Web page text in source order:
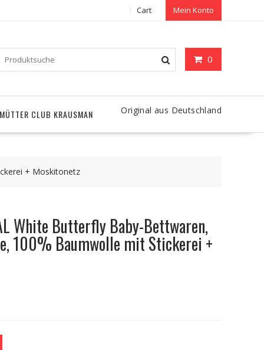
Cart Mein Konto
0
MÜTTER CLUB KRAUSMAN Original aus Deutschland
+ Moskitonetz
White Butterfly Baby-Bettwaren,
100% Baumwolle mit Stickerei +